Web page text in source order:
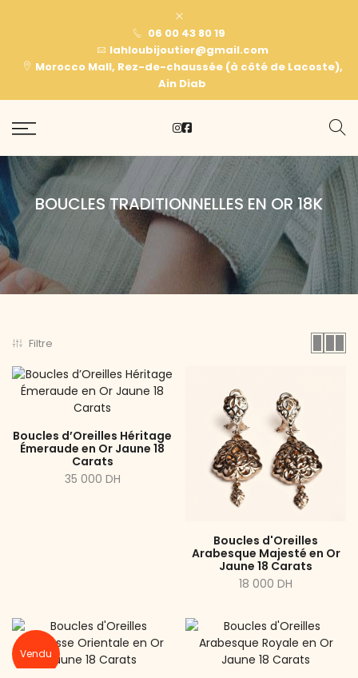
06 00 43 80 19
lahloubijoutier@gmail.com
Morocco Mall, Rez-de-chaussée (à côté de Lacoste),
Ain Diab
BOUCLES TRADITIONNELLES EN OR 18K
Filtre
Boucles d’Oreilles Héritage
Émeraude en Or Jaune 18
Carats
35 000 DH
Boucles d'Oreilles
Arabesque Majesté en Or
Jaune 18 Carats
18 000 DH
Vendu